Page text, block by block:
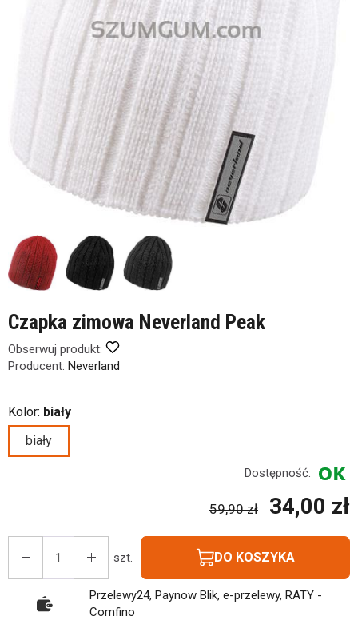
Czapka zimowa Neverland Peak
Obserwuj produkt:
Producent: Neverland
Kolor: biały
biały
Dostępność:
59,90 zł 34,00 zł
szt. DO KOSZYKA
Przelewy24, Paynow Blik, e-przelewy, RATY -
Comfino